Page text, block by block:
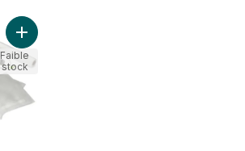
Ajouter Machine sous vide compacte
Faible
stock